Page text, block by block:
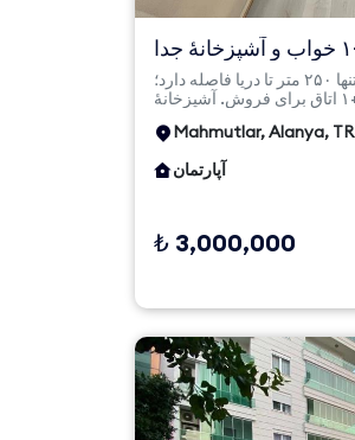
برای فروش: آپارتمانی با ۲+۱ خواب و آشپزخانهٔ جدا
در مرز ماهو...
در مرز آلانیا-محمتلار-کستل، تنها ۲۵۰ متر تا دریا فاصله دارد؛
آپارتمانی ۹۰ مترمربعی با ۲+۱ اتاق برای فروش. آشپزخانهٔ
Mahmutlar, Alanya, TR
آپارتمان
₺ 3,000,000